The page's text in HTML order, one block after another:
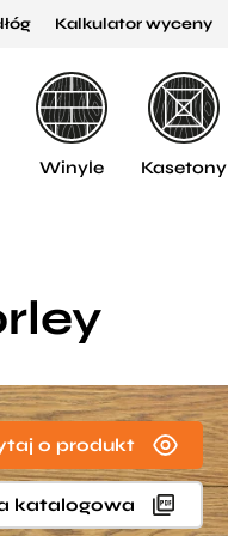
Kalkulator wyceny
Winyle Kasetony
o produkt
katalogowa